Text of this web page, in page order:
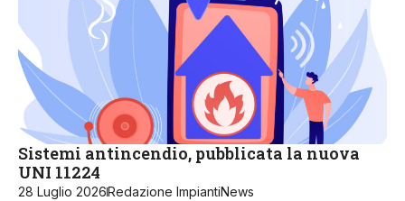
Sistemi antincendio, pubblicata la nuova
UNI 11224
28 Luglio 2026Redazione ImpiantiNews